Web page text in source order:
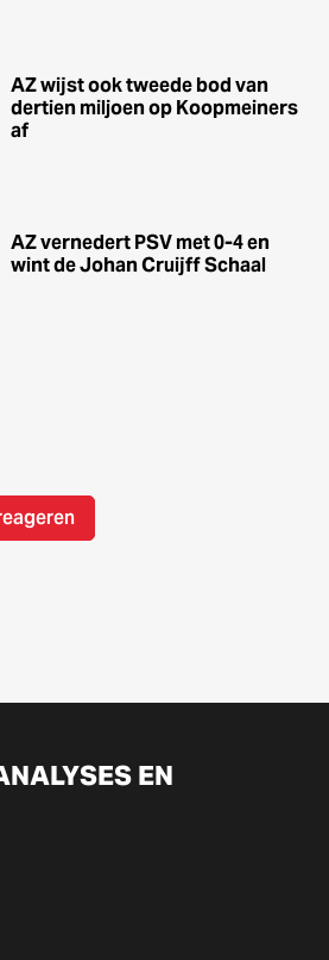
AZ wijst ook tweede bod van
dertien miljoen op Koopmeiners
af
AZ vernedert PSV met 0-4 en
wint de Johan Cruijff Schaal
EN